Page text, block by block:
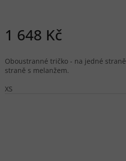
1 648 Kč
Oboustranné tričko - na jedné
straně s melanžem.
XS